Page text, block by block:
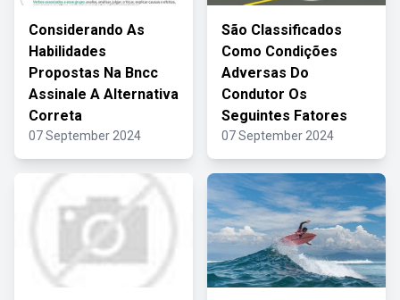
Considerando As
Habilidades
Propostas Na Bncc
Assinale A Alternativa
Correta
07 September 2024
São Classificados
Como Condições
Adversas Do
Condutor Os
Seguintes Fatores
07 September 2024